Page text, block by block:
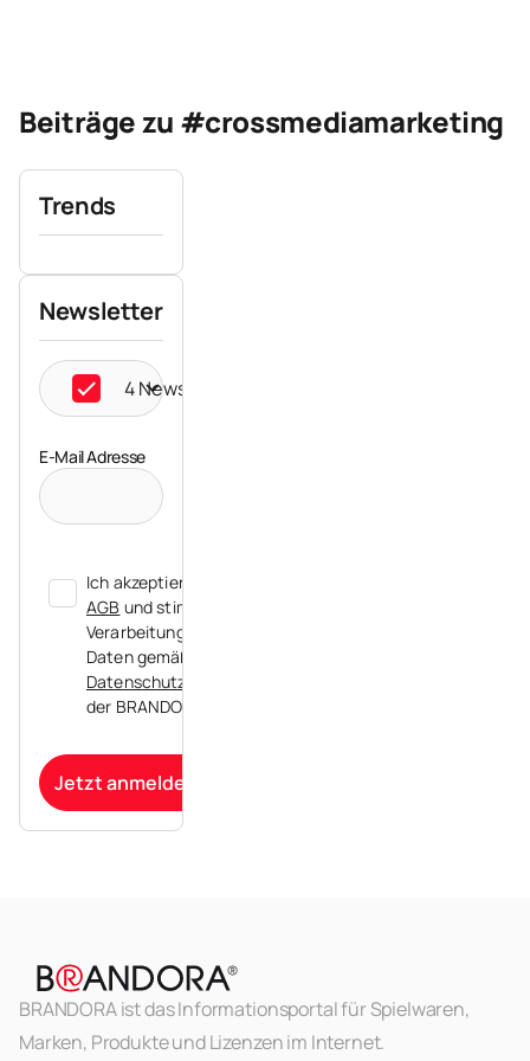
Beiträge zu #crossmediamarketing
Trends
Newsletter
4 Newsletter ausgewählt
E-Mail Adresse
Ich akzeptiere die
AGB und stimme der
Verarbeitung meiner
Daten gemäß der
Datenschutzerklärung
der BRANDORA zu.
Jetzt anmelden
BRANDORA ist das Informationsportal für Spielwaren,
Marken, Produkte und Lizenzen im Internet.